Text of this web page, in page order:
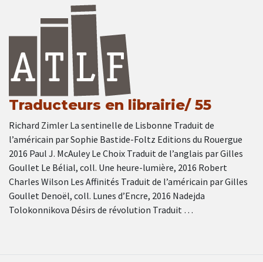
Traducteurs en librairie/ 55
Richard Zimler La sentinelle de Lisbonne Traduit de
l’américain par Sophie Bastide-Foltz Editions du Rouergue
2016 Paul J. McAuley Le Choix Traduit de l’anglais par Gilles
Goullet Le Bélial, coll. Une heure-lumière, 2016 Robert
Charles Wilson Les Affinités Traduit de l’américain par Gilles
Goullet Denoël, coll. Lunes d’Encre, 2016 Nadejda
Tolokonnikova Désirs de révolution Traduit …